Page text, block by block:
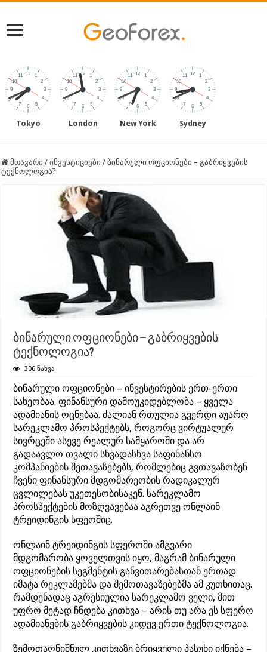
Tokyo London New York Sydney
მთავარი / ინვესტიციები / ბინარული ოფციონები – გაბრიყვების
ტექნოლოგია?
ბინარული ოფციონები – გაბრიყვების
ტექნოლოგია?
306 ნახვა
ბინარული ოფციონები – ინვესტირების ერთ-ერთი
სახეობაა. ფინანსური დამოუკიდებლობა – ყველა
ადამიანის ოცნებაა. ძალიან რთულია გვერდი აუარო
სარეკლამო პროსპექტებს, როგორც ვირტუალურ
სივრცეში ასევე რეალურ სამყაროში და არ
გადაავლო თვალი სხვადასხვა საფინანსო
კომპანიების შეთავაზებებს, რომლებიც გვთავაზობენ
ჩვენი ფინანსური მდგომარეობის რადიკალურ
ცვლილებას უკეთესობისაკენ. სარეკლამო
პროსპექტების მოზღვავებაა აგრეთვე ონლაინ
ტრეიდინგის სფეოშიც.
ონლაინ ტრეიდინგის სფეროში ამგვარი
მდგომარობა ყოველთვის იყო, მაგრამ ბინარული
ოფციონების სეგმენტის განვითარებასთან ერთად
იმატა რეკლამებმა და შემოთავაზებებმა ამ კუთხითაც.
რამდენადაც აგრესიულია სარეკლამო ველი, მით
უფრო მეტად ჩნდება კითხვა – არის თუ არა ეს სფერო
ადამიანების გაბრიყვების კიდევ ერთი ტექნოლოგია.
ზემოთაღნიშნულ კითხვაზე ბრიყვული პასუხი იქნება –